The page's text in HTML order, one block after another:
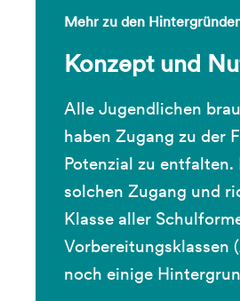
Mehr zu den
Konzept und
Alle Jugendlichen
haben Zugang zu der
Potenzial zu
solchen Zugang und
Klasse aller
Vorbereitungsklassen
noch einige